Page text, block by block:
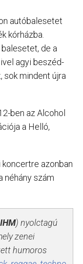
autóbalesetet
kórházba.
de a
agyi beszéd-
sok mindent újra
ben az Alcohol
a Helló,
azonban
néhány szám
IHM) nyolctagú
zenei
humoros